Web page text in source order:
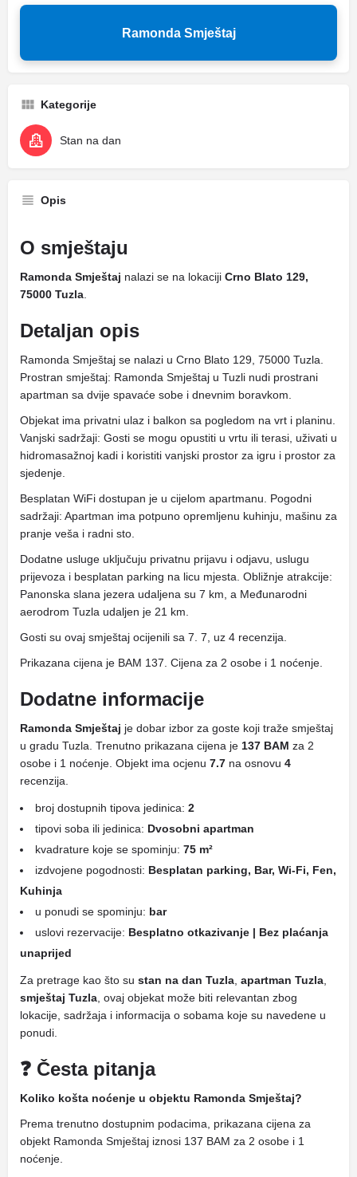
Ramonda Smještaj
Kategorije
Stan na dan
Opis
O smještaju
Ramonda Smještaj nalazi se na lokaciji Crno Blato 129,
75000 Tuzla
Detaljan opis
Ramonda Smještaj se nalazi u Crno Blato 129, 75000 Tuzla.
Prostran smještaj: Ramonda Smještaj u Tuzli nudi prostrani
apartman sa dvije spavaće sobe i dnevnim boravkom.
Objekat ima privatni ulaz i balkon sa pogledom na vrt i planinu.
Vanjski sadržaji: Gosti se mogu opustiti u vrtu ili terasi, uživati ​​u
hidromasažnoj kadi i koristiti vanjski prostor za igru ​​i prostor za
sjedenje.
Besplatan WiFi dostupan je u cijelom apartmanu. Pogodni
sadržaji: Apartman ima potpuno opremljenu kuhinju, mašinu za
pranje veša i radni sto.
Dodatne usluge uključuju privatnu prijavu i odjavu, uslugu
prijevoza i besplatan parking na licu mjesta. Obližnje atrakcije:
Panonska slana jezera udaljena su 7 km, a Međunarodni
aerodrom Tuzla udaljen je 21 km.
Gosti su ovaj smještaj ocijenili sa 7. 7, uz 4 recenzija.
Prikazana cijena je BAM 137. Cijena za 2 osobe i 1 noćenje.
Dodatne informacije
Ramonda Smještaj je dobar izbor za goste koji traže smještaj
u gradu Tuzla. Trenutno prikazana cijena je 137 BAM za 2
osobe i 1 noćenje. Objekt ima ocjenu 7.7 na osnovu 4
recenzija.
broj dostupnih tipova jedinica: 2
tipovi soba ili jedinica: Dvosobni apartman
kvadrature koje se spominju: 75 m²
izdvojene pogodnosti: Besplatan parking, Bar, Wi-Fi, Fen,
Kuhinja
u ponudi se spominju: bar
uslovi rezervacije: Besplatno otkazivanje | Bez plaćanja
unaprijed
Za pretrage kao što su stan na dan Tuzla apartman Tuzla
smještaj Tuzla , ovaj objekat može biti relevantan zbog
lokacije, sadržaja i informacija o sobama koje su navedene u
ponudi.
❓ Česta pitanja
Koliko košta noćenje u objektu Ramonda Smještaj?
Prema trenutno dostupnim podacima, prikazana cijena za
objekt Ramonda Smještaj iznosi 137 BAM za 2 osobe i 1
noćenje.